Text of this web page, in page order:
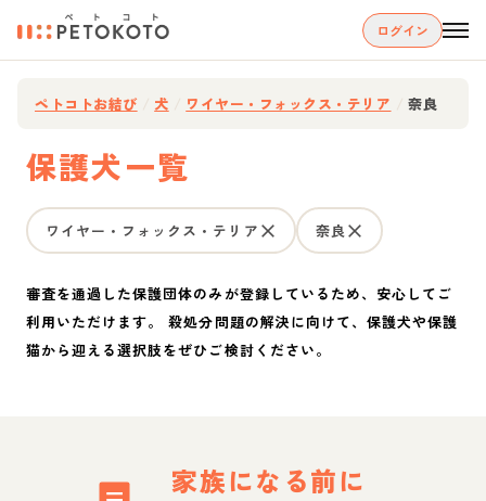
ログイン
ペトコトお結び 犬 ワイヤー・フォックス・テリア 奈良
保護犬一覧
ワイヤー・フォックス・テリア 奈良
審査を通過した保護団体のみが登録しているため、安心してご
利用いただけます。 殺処分問題の解決に向けて、保護犬や保護
猫から迎える選択肢をぜひご検討ください。
家族になる前に